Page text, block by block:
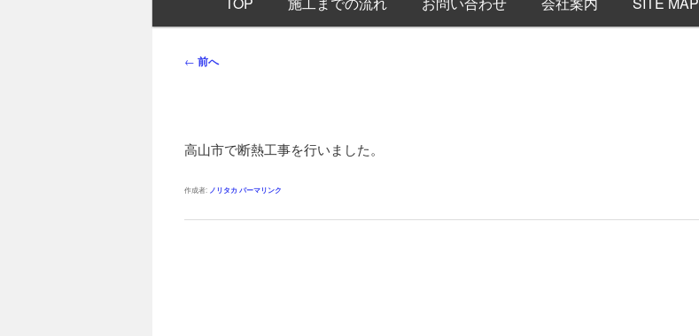
ン
投
ゲ
シ
← 前へ
高山市で断熱工事を行いました。
作成者: ノリタカ パーマリンク